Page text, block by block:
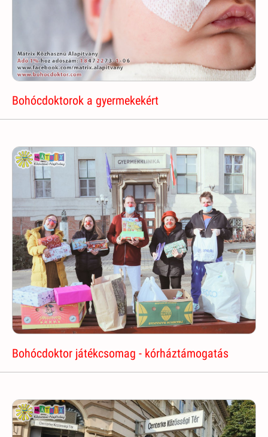
Bohócdoktorok a gyermekekért
Bohócdoktor játékcsomag - kórháztámogatás